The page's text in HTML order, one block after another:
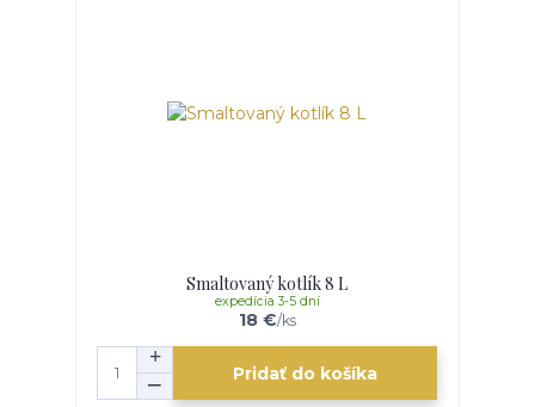
Smaltovaný kotlík 8 L
18 €/ks
expedícia 3-5 dní
Pridať do košíka